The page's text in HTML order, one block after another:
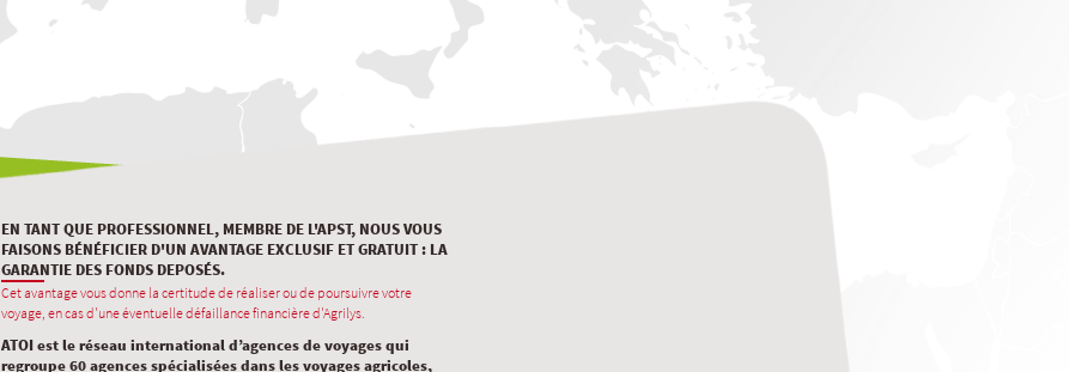
EN TANT QUE PROFESSIONNEL, MEMBRE DE L'APST, NOUS VOUS
FAISONS BÉNÉFICIER D'UN AVANTAGE EXCLUSIF ET GRATUIT : LA
GARANTIE DES FONDS DEPOSÉS.
Cet avantage vous donne la certitude de réaliser ou de poursuivre votre
voyage, en cas d'une éventuelle défaillance financière d'Agrilys.
ATOI est le réseau international d’agences de voyages qui
regroupe 60 agences spécialisées dans les voyages agricoles,